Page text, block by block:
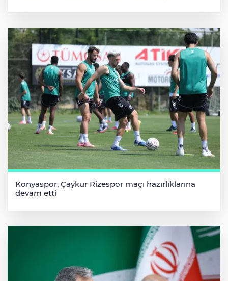
Konyaspor, Çaykur Rizespor maçı hazırlıklarına
devam etti